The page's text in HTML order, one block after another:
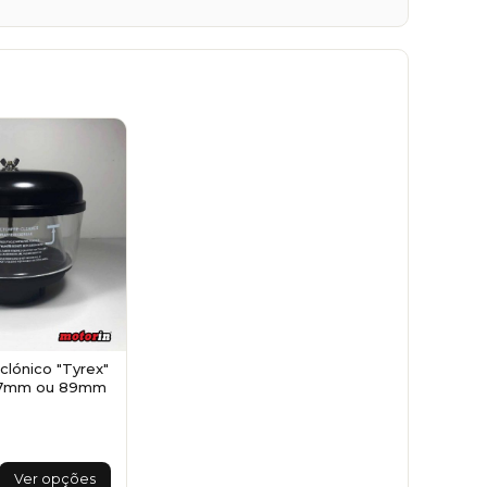
"Tyrex"
ou 89mm
Ver opções
This